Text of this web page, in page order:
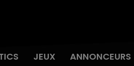
JEUX ANNONCEURS